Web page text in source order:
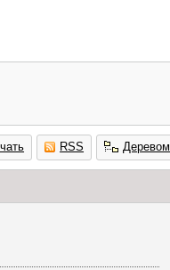
RSS Деревом